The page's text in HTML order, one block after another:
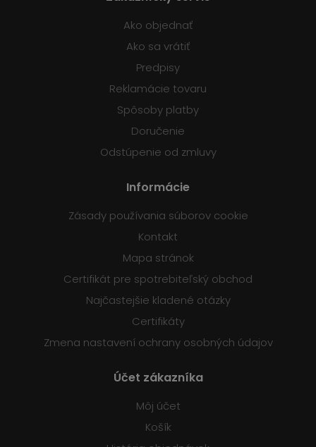
Ako objednať
Ako sa vrátiť
Predpisy
Reklamácie tovaru
Spôsoby platby
Doručenie
Odstúpenie od zmluvy
Informácie
Zásady používania súborov cookie
Kontakt
Mapa stránok
Certifikát pre spotrebiteľský obchod
Najčastejšie kladené otázky
Certifikáty
Zmena nastavení ochrany osobných údajov
Účet zákazníka
Môj účet
Košík